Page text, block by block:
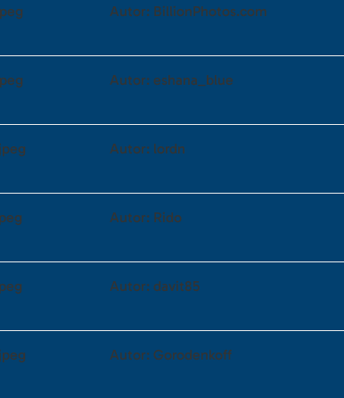
Autor: BillionPhotos.com
Autor: eshana_blue
Autor: lordn
Autor: Rido
Autor: davit85
Autor: Gorodenkoff